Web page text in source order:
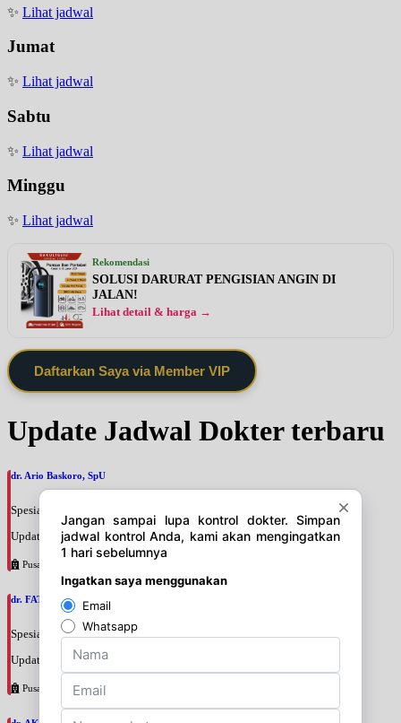
✨ Lihat jadwal
Jumat
✨ Lihat jadwal
Sabtu
✨ Lihat jadwal
Minggu
✨ Lihat jadwal
Rekomendasi
SOLUSI DARURAT PENGISIAN ANGIN DI
JALAN!
Lihat detail & harga →
Daftarkan Saya via Member VIP
Update Jadwal Dokter terbaru
dr. Ario Baskoro, SpU
Spesialis: Bedah Urologi
Update terakhir: 2026-08-06 18:46:06
Pusat Pertamina
dr. FATAN ABSHARI, SpU
Spesialis: Bedah Urologi
Update terakhir: 2026-08-06 18:42:13
Pusat Pertamina